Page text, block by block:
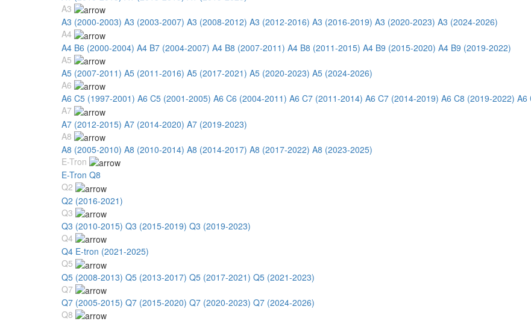
A3
A3 (2000-2003) A3 (2003-2007) A3 (2008-2012) A3 (2012-2016) A3 (2016-2019) A3 (2020-2023) A3 (2024-2026)
A4
A4 B6 (2000-2004) A4 B7 (2004-2007) A4 B8 (2007-2011) A4 B8 (2011-2015) A4 B9 (2015-2020) A4 B9 (2019-2022)
A5
A5 (2007-2011) A5 (2011-2016) A5 (2017-2021) A5 (2020-2023) A5 (2024-2026)
A6
A6 C5 (1997-2001) A6 C5 (2001-2005) A6 C6 (2004-2011) A6 C7 (2011-2014) A6 C7 (2014-2019) A6 C8 (2019-2022) A6
A7
A7 (2012-2015) A7 (2014-2020) A7 (2019-2023)
A8
A8 (2005-2010) A8 (2010-2014) A8 (2014-2017) A8 (2017-2022) A8 (2023-2025)
E-Tron
E-Tron Q8
Q2
Q2 (2016-2021)
Q3
Q3 (2010-2015) Q3 (2015-2019) Q3 (2019-2023)
Q4
Q4 E-tron (2021-2025)
Q5
Q5 (2008-2013) Q5 (2013-2017) Q5 (2017-2021) Q5 (2021-2023)
Q7
Q7 (2005-2015) Q7 (2015-2020) Q7 (2020-2023) Q7 (2024-2026)
Q8